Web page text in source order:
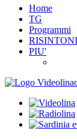
Home
TG
Programmi
PIU'